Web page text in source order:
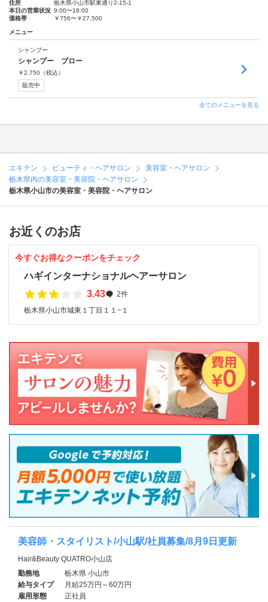
住所
栃木県小山市駅東通り2-15-1
本日の営業状況 9:00〜18:00
価格帯
￥756〜￥27,500
メニュー
シャンプー
シャンプー ブロー
￥2,750 （税込）
販売中
全てのメニューを見る
エキテン ビューティ・ヘアサロン
美容室・ヘアサロン
栃木県内の美容室・美容院・ヘアサロン
栃木県小山市の美容室・美容院・ヘアサロン
お近くのお店
今すぐお得なクーポンをチェック
ハギインターナショナルヘアーサロン
3.43
2件
栃木県小山市城東１丁目１１−１
美容師・スタイリスト/小山駅/社員募集/8月9日更新
Hair&Beauty QUATRO小山店
勤務地
栃木県 小山市
給与タイプ
月給25万円～60万円
雇用形態
正社員